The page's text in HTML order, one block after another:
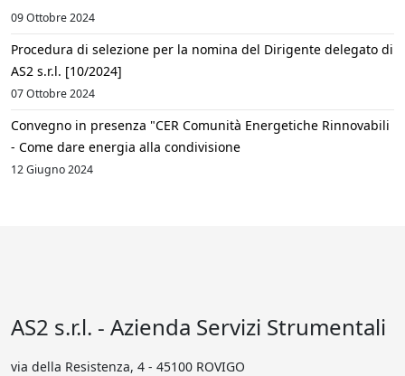
09 Ottobre 2024
Procedura di selezione per la nomina del Dirigente delegato di
AS2 s.r.l. [10/2024]
07 Ottobre 2024
Convegno in presenza "CER Comunità Energetiche Rinnovabili
- Come dare energia alla condivisione
12 Giugno 2024
AS2 s.r.l. - Azienda Servizi Strumentali
via della Resistenza, 4 - 45100 ROVIGO